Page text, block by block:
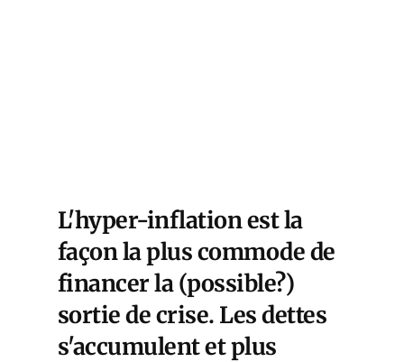
L'hyper-inflation est la
façon la plus commode de
financer la (possible?)
sortie de crise. Les dettes
s'accumulent et plus